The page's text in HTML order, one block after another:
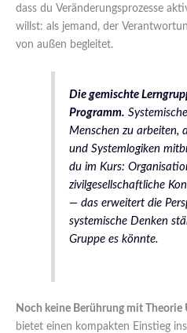
dass du Veränderungsprozesse
willst: als jemand, der
von außen begleitet.
Die gemischte
Programm.
Menschen zu arbeiten,
und Systemlogiken
du im Kurs:
zivilgesellschaftliche
— das erweitert die
systemische Denken
Gruppe es könnte.
Noch keine Berührung mit Theorie
bietet einen kompakten Einstieg